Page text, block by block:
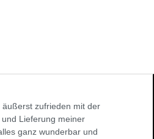
zufrieden mit der
Lieferung meiner
ganz wunderbar und